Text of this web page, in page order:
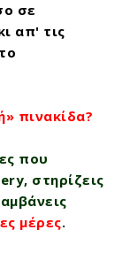
σε
απ' τις
πινακίδα?
που
στηρίζεις
μέρες.